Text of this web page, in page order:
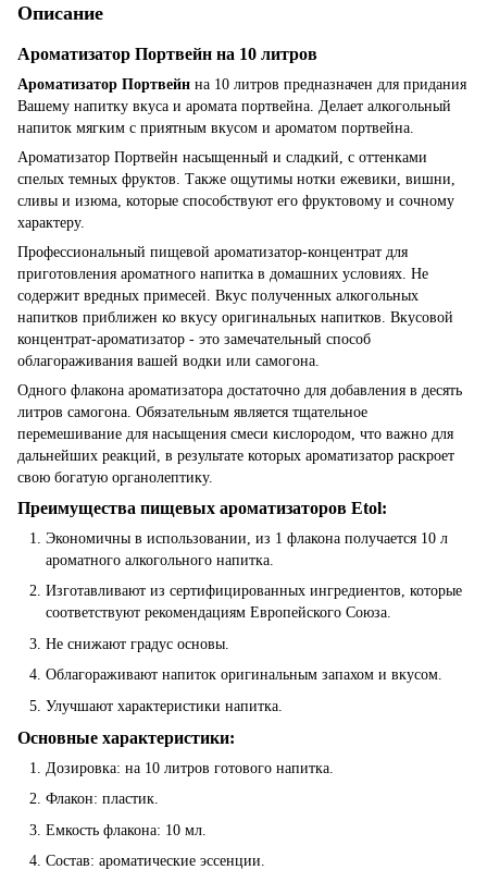
Описание
Ароматизатор Портвейн на 10 литров
Ароматизатор Портвейн на 10 литров предназначен для придания
Вашему напитку вкуса и аромата портвейна. Делает алкогольный
напиток мягким с приятным вкусом и ароматом портвейна.
Ароматизатор Портвейн насыщенный и сладкий, с оттенками
спелых темных фруктов. Также ощутимы нотки ежевики, вишни,
сливы и изюма, которые способствуют его фруктовому и сочному
характеру.
Профессиональный пищевой ароматизатор-концентрат для
приготовления ароматного напитка в домашних условиях. Не
содержит вредных примесей. Вкус полученных алкогольных
напитков приближен ко вкусу оригинальных напитков. Вкусовой
концентрат-ароматизатор - это замечательный способ
облагораживания вашей водки или самогона.
Одного флакона ароматизатора достаточно для добавления в десять
литров самогона. Обязательным является тщательное
перемешивание для насыщения смеси кислородом, что важно для
дальнейших реакций, в результате которых ароматизатор раскроет
свою богатую органолептику.
Преимущества пищевых ароматизаторов Etol:
Экономичны в использовании, из 1 флакона получается 10 л
ароматного алкогольного напитка.
Изготавливают из сертифицированных ингредиентов, которые
соответствуют рекомендациям Европейского Союза.
Не снижают градус основы.
Облагораживают напиток оригинальным запахом и вкусом.
Улучшают характеристики напитка.
Основные характеристики:
Дозировка: на 10 литров готового напитка.
Флакон: пластик.
Емкость флакона: 10 мл.
Состав: ароматические эссенции.